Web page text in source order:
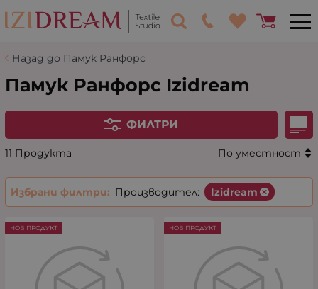
Назад до Памук Ранфорс
Памук Ранфорс Izidream
ФИЛТРИ
11 Продукта По уместност
Избрани филтри: Производител: Izidream
НОВ ПРОДУКТ НОВ ПРОДУКТ